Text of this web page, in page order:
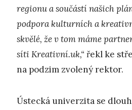
regionu a součástí našich
podpora kulturních a
skvělé, že v tom máme
síti Kreativní.uk,“ řekl ke
na podzim zvolený rektor.
Ústecká univerzita se